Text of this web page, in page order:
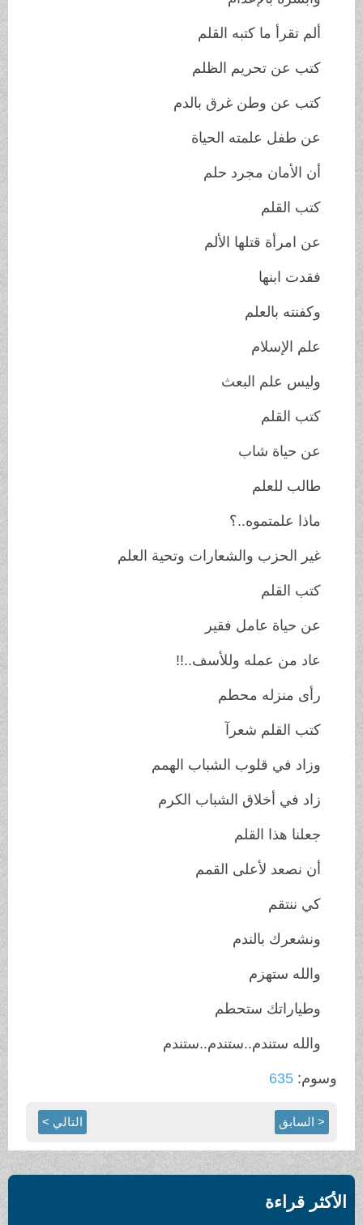
ألم تقرأ ما كتبه القلم
كتب عن تحريم الظلم
كتب عن وطن غرق بالدم
عن طفل علمته الحياة
أن الأمان مجرد حلم
كتب القلم
عن امرأة قتلها الألم
فقدت ابنها
وكفنته بالعلم
علم الإسلام
وليس علم البعث
كتب القلم
عن حياة شاب
طالب للعلم
ماذا علمتموه..؟
غير الحزب والشعارات وتحية العلم
كتب القلم
عن حياة عامل فقير
عاد من عمله وللأسف..!!
رأى منزله محطم
كتب القلم شعرآ
وزاد في قلوب الشباب الهمم
زاد في أخلاق الشباب الكرم
جعلنا هذا القلم
أن نصعد لأعلى القمم
كي ننتقم
ونشعرك بالندم
والله ستهزم
وطياراتك ستحطم
والله ستندم..ستندم..ستندم
وسوم:635
< السابق التالي >
الأكثر قراءة